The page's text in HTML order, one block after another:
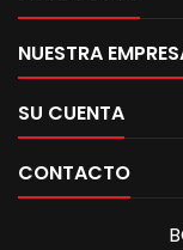
NUESTRA
SU CUENTA
CONTACTO